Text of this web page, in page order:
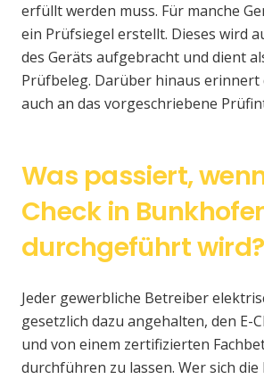
erfüllt werden muss. Für manche
ein Prüfsiegel erstellt. Dieses wird
des Geräts aufgebracht und dient
Prüfbeleg. Darüber hinaus
auch an das vorgeschriebene
Was passiert,
Check in
durchgeführt wird?
Jeder gewerbliche Betreiber
gesetzlich dazu angehalten, den E-
und von einem zertifizierten
durchführen zu lassen. Wer sich